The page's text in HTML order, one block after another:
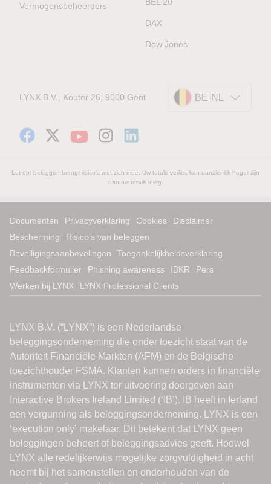
Vermogensbeheerders
DAX
Dow Jones
LYNX B.V., Kouter 26, 9000 Gent BE-NL
Let op: beleggen brengt risico's met zich mee. Uw totale verlies kan aanzienlijk hoger zijn
dan uw totale inleg.
Documenten Privacyverklaring Cookies
Disclaimer
Bescherming
Risico’s van beleggen
Beveiligingsaanbevelingen
Toegankelijkheidsverklaring
Feedbackformulier
Phishing awareness IBKR
Pers
Werken bij LYNX
LYNX Professional Clients